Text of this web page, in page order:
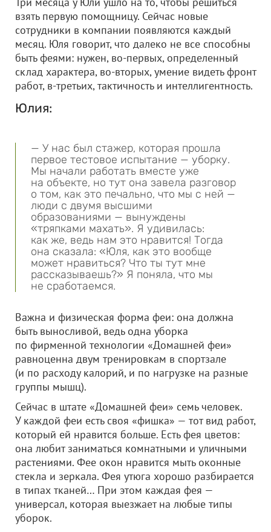
взять первую помощницу. Сейчас новые
сотрудники в компании появляются каждый
месяц. Юля говорит, что далеко не все способны
быть феями: нужен, во-первых, определенный
склад характера, во-вторых, умение видеть фронт
работ, в-третьих, тактичность и интеллигентность.
Юлия:
— У нас был стажер, которая прошла
первое тестовое испытание — уборку.
Мы начали работать вместе уже
на объекте, но тут она завела разговор
о том, как это печально, что мы с ней —
люди с двумя высшими
образованиями — вынуждены
«тряпками махать». Я удивилась:
как же, ведь нам это нравится! Тогда
она сказала: «Юля, как это вообще
может нравиться? Что ты тут мне
рассказываешь?» Я поняла, что мы
не сработаемся.
Важна и физическая форма феи: она должна
быть выносливой, ведь одна уборка
по фирменной технологии «Домашней феи»
равноценна двум тренировкам в спортзале
(и по расходу калорий, и по нагрузке на разные
группы мышц).
Сейчас в штате «Домашней феи» семь человек.
У каждой феи есть своя «фишка» — тот вид работ,
который ей нравится больше. Есть фея цветов:
она любит заниматься комнатными и уличными
растениями. Фее окон нравится мыть оконные
стекла и зеркала. Фея утюга хорошо разбирается
в типах тканей… При этом каждая фея —
универсал, которая выезжает на любые типы
уборок.